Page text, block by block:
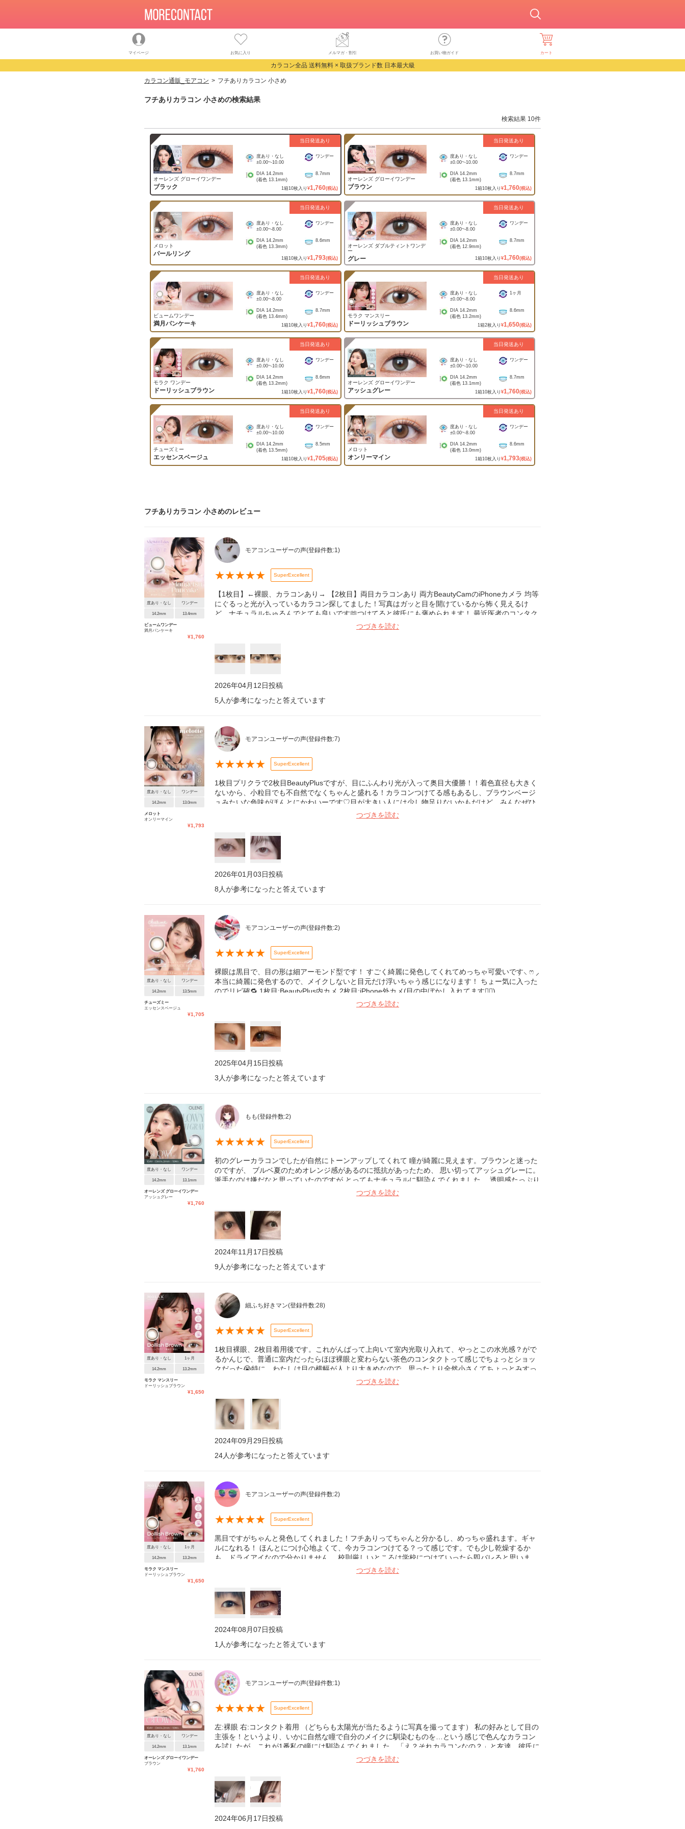
マイページ お気に入り メルマガ・割引 お買い物ガイド カート
カラコン全品 送料無料 × 取扱ブランド数 日本最大級
カラコン通販_モアコン フチありカラコン 小さめ
フチありカラコン 小さめの検索結果
検索結果 10件
当日発送あり
オーレンズ グローイワンデー
ブラック
度あり・なし
±0.00~-10.00
ワンデー
DIA 14.2mm
(着色 13.1mm)
8.7mm
1箱10枚入り ¥1,760(税込)
当日発送あり
オーレンズ グローイワンデー
ブラウン
度あり・なし
±0.00~-10.00
ワンデー
DIA14.2mm
(着色13.1mm)
8.7mm
1箱10枚入り ¥1,760(税込)
当日発送あり
メロット
パールリング
度あり・なし
±0.00~-8.00
ワンデー
DIA 14.2mm
(着色 13.3mm)
8.6mm
1箱10枚入り ¥1,793(税込)
当日発送あり
オーレンズ ダブルティントワンデ
ー
グレー
度あり・なし
±0.00~-8.00
ワンデー
DIA14.2mm
(着色12.9mm)
8.7mm
1箱10枚入り ¥1,760(税込)
当日発送あり
ビュームワンデー
満月パンケーキ
度あり・なし
±0.00~-8.00
ワンデー
DIA 14.2mm
(着色 13.4mm)
8.7mm
1箱10枚入り ¥1,760(税込)
当日発送あり
モラク マンスリー
ドーリッシュブラウン
度あり・なし
±0.00~-8.00
1ヶ月
DIA14.2mm
(着色13.2mm)
8.6mm
1箱2枚入り ¥1,650(税込)
当日発送あり
モラク ワンデー
ドーリッシュブラウン
度あり・なし
±0.00~-10.00
ワンデー
DIA 14.2mm
(着色 13.2mm)
8.6mm
1箱10枚入り ¥1,760(税込)
当日発送あり
オーレンズ グローイワンデー
アッシュグレー
度あり・なし
±0.00~-10.00
ワンデー
DIA14.2mm
(着色13.1mm)
8.7mm
1箱10枚入り ¥1,760(税込)
当日発送あり
チューズミー
エッセンスベージュ
度あり・なし
±0.00~-10.00
ワンデー
DIA 14.2mm
(着色 13.5mm)
8.5mm
1箱10枚入り ¥1,705(税込)
当日発送あり
メロット
オンリーマイン
度あり・なし
±0.00~-8.00
ワンデー
DIA14.2mm
(着色13.0mm)
8.6mm
1箱10枚入り ¥1,793(税込)
フチありカラコン 小さめのレビュー
度あり・なし ワンデー
14.2mm 13.4mm
ビュームワンデー
満月パンケーキ
¥1,760
モアコンユーザーの声(登録件数:1)
★★★★★ SuperExcellent
【1枚目】←裸眼、カラコンあり→ 【2枚目】両目カラコンあり 両方BeautyCamのiPhoneカメラ 均等
にぐるっと光が入っているカラコン探してました！写真はガッと目を開けているから怖く見えるけ
ど、ナチュラルちゅるんでとても良いです🫶つけてると彼氏にも褒められます！ 最近医者のコンタク
トも乾くくらいドライアイがひどいからこれもちょっぴり乾くけど、ゴロゴロとかはしないので着け
つづきを読む
2026年04月12日投稿
5人が参考になったと答えています
度あり・なし ワンデー
14.2mm 13.0mm
メロット
オンリーマイン
¥1,793
モアコンユーザーの声(登録件数:7)
★★★★★ SuperExcellent
1枚目プリクラで2枚目BeautyPlusですが、目にふんわり光が入って奥目大優勝！！着色直径も大きく
ないから、小粒目でも不自然でなくちゃんと盛れる！カラコンつけてる感もあるし、ブラウンベージ
ュみたいな色味がほんとにかわいーです♡目が大きい人には少し物足りないかもだけど、みんなぜひ
ぜひ買ってください！ゴロゴロ感はあんまりないかな
つづきを読む
2026年01月03日投稿
8 人が参考になったと答えています
度あり・なし ワンデー
14.2mm 13.5mm
チューズミー
エッセンスベージュ
¥1,705
モアコンユーザーの声(登録件数:2)
★★★★★ SuperExcellent
裸眼は黒目で、目の形は細アーモンド型です！ すごく綺麗に発色してくれてめっちゃ可愛いです⸜ ෆ‪ ‪⸝‍
本当に綺麗に発色するので、メイクしないと目元だけ浮いちゃう感じになります！ ちょー気に入った
のでリピ確🔁 1枚目:BeautyPlus内カメ 2枚目:iPhone外カメ(目の中ぼかし入れてます🙇‍♀️)
つづきを読む
2025年04月15日投稿
3 人が参考になったと答えています
度あり・なし ワンデー
14.2mm 13.1mm
オーレンズ グローイワンデー
アッシュグレー
¥1,760
もも(登録件数:2)
★★★★★ SuperExcellent
初のグレーカラコンでしたが自然にトーンアップしてくれて 瞳が綺麗に見えます。ブラウンと迷った
のですが、 ブルベ夏のためオレンジ感があるのに抵抗があったため、 思い切ってアッシュグレーに。
派手なのは嫌だなと思っていたのですが とってもナチュラルに馴染んでくれました。 透明感たっぷり
で、ブルベ夏の暗髪にぴったりです。 アッシュとグレーの比率が完璧だと思いました。
つづきを読む
2024年11月17日投稿
9 人が参考になったと答えています
度あり・なし 1ヶ月
14.2mm 13.2mm
モラク マンスリー
ドーリッシュブラウン
¥1,650
細ふち好きマン(登録件数:28)
★★★★★ SuperExcellent
1枚目裸眼、2枚目着用後です。これがんばって上向いて室内光取り入れて、やっとこの水光感？がで
るかんじで、普通に室内だったらほぼ裸眼と変わらない茶色のコンタクトって感じでちょっとショッ
クだった😭特に、わたしは目の横幅が人より大きめなので、思ったより全然小さくてちょっとみすっ
たかもーーー、でも小粒目の人でも似合うってことだし、ナチュラルに目に光はいってくれるから気
に入る人は気にいると思う‼️私みたいに目が大きめで、大きさ大きくなって欲しい！ってひとは向いて
ないかもな
つづきを読む
2024年09月29日投稿
24人が参考になったと答えています
度あり・なし 1ヶ月
14.2mm 13.2mm
モラク マンスリー
ドーリッシュブラウン
¥1,650
モアコンユーザーの声(登録件数:2)
★★★★★ SuperExcellent
黒目ですがちゃんと発色してくれました！フチありってちゃんと分かるし、めっちゃ盛れます。ギャ
ルになれる！ ほんとにつけ心地よくて、今カラコンつけてる？って感じです。でも少し乾燥するか
も。ドライアイなので分かりません。 校則厳しいところは学校につけていったら即バレると思いま
す。目合わせたらしっかりカラコン！って感じ。遊びやバイトにはつけていけます！
左:BeautyPlus(屋外) 右:インスタエフェクト(屋外)
つづきを読む
2024年08月07日投稿
1 人が参考になったと答えています
度あり・なし ワンデー
14.2mm 13.1mm
オーレンズ グローイワンデー
ブラウン
¥1,760
モアコンユーザーの声(登録件数:1)
★★★★★ SuperExcellent
左:裸眼 右:コンタクト着用 （どちらも太陽光が当たるように写真を撮ってます） 私の好みとして目の
主張を！というより、いかに自然な瞳で自分のメイクに馴染むものを…という感じで色んなカラコン
を試したが、これが1番私の瞳には馴染んでくれました。「え？それカラコンなの？」と友達、彼氏に
も言われるぐらいナチュラルですが、しっかり可愛い目もとにしてくれます。着用心地は乾燥はあま
り感じられず、1日着けていてもゴロゴロや眼の痛みなどを感じたことはありません。リピ何回してる
しいカラコンです！！！
つづきを読む
2024年06月17日投稿